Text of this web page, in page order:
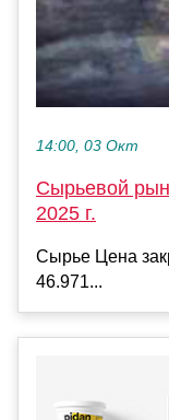
14:00, 03 Окт
Сырьевой
2025 г.
Сырье Цена
46.971...